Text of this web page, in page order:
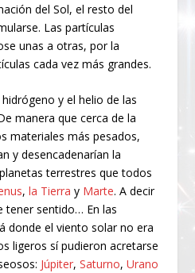
del Sol, el resto del
Las partículas
unas a otras, por la
cada vez más grandes.
y el helio de las
manera que cerca de la
materiales más pesados,
y desencadenarían la
terrestres que todos
,la Tierra y Marte. A decir
tener sentido… En las
donde el viento solar no era
ligeros sí pudieron acretarse
Júpiter,Saturno,Urano